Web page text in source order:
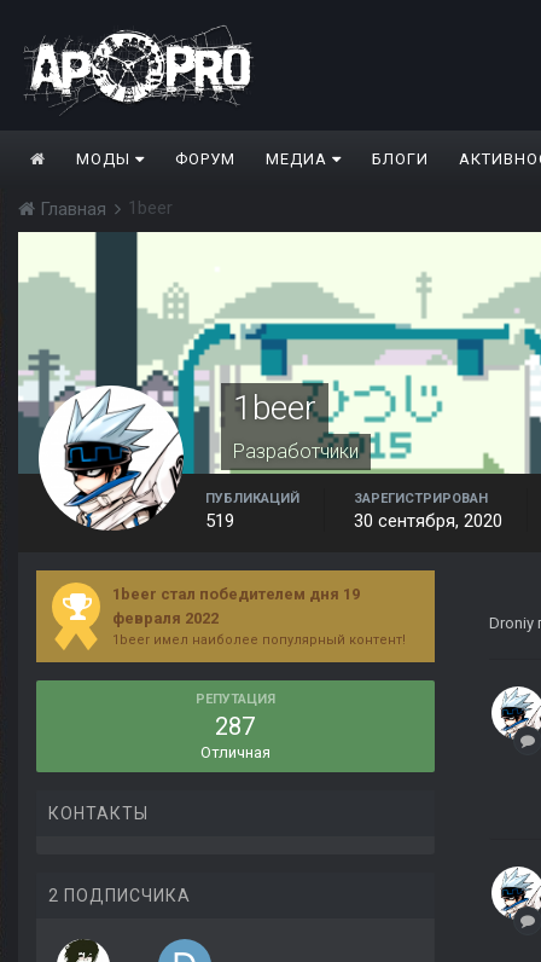
МОДЫ ФОРУМ МЕДИА БЛОГИ
Главная 1beer
1beer
Разработчики
ПУБЛИКАЦИЙ
519
ЗАРЕГИСТРИРОВАН
30 сентября, 2020
1beer стал победителем дня 19
февраля 2022
1beer имел наиболее популярный контент!
РЕПУТАЦИЯ
287
Отличная
КОНТАКТЫ
2 ПОДПИСЧИКА
Droniy